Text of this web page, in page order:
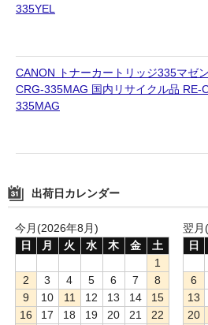
335YEL
CANON トナーカートリッジ335マゼ
CRG-335MAG 国内リサイクル品 RE-
335MAG
出荷日カレンダー
今月(2026年8月)
日
月 火 水 木 金
土
1
2
3 4 5 6 7
8
9
10 11 12 13 14
15
16
17 18 19 20 21
22
翌月
日
6
13
20